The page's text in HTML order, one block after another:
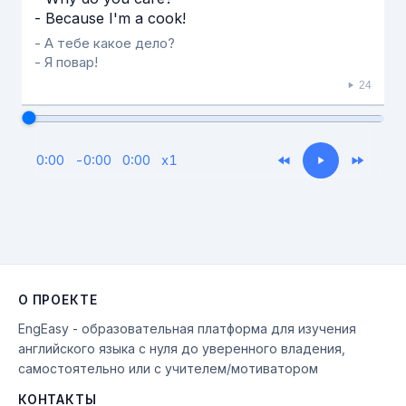
- Because I'm a cook!
- А тебе какое дело?
- Я повар!
24
0:00 -0:00 0:00 x1
О ПРОЕКТЕ
EngEasy - образовательная платформа для изучения
английского языка с нуля до уверенного владения,
самостоятельно или с учителем/мотиватором
КОНТАКТЫ